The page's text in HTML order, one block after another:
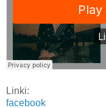
Linki:
facebook